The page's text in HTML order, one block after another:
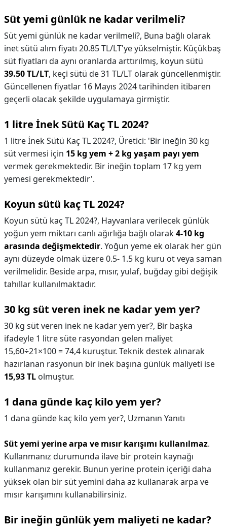
Süt yemi günlük ne kadar verilmeli?
Süt yemi günlük ne kadar verilmeli?, Buna bağlı olarak
inet sütü alım fiyatı 20.85 TL/LT'ye yükselmiştir. Küçükbaş
süt fiyatları da aynı oranlarda arttırılmış, koyun sütü
39.50 TL/LT, keçi sütü de 31 TL/LT olarak güncellenmiştir.
Güncellenen fiyatlar 16 Mayıs 2024 tarihinden itibaren
geçerli olacak şekilde uygulamaya girmiştir.
1 litre İnek Sütü Kaç TL 2024?
1 litre İnek Sütü Kaç TL 2024?, Üretici: 'Bir ineğin 30 kg
süt vermesi için 15 kg yem + 2 kg yaşam payı yem
vermek gerekmektedir. Bir ineğin toplam 17 kg yem
yemesi gerekmektedir'.
Koyun sütü kaç TL 2024?
Koyun sütü kaç TL 2024?, Hayvanlara verilecek günlük
yoğun yem miktarı canlı ağırlığa bağlı olarak4-10 kg
arasında değişmektedir. Yoğun yeme ek olarak her gün
aynı düzeyde olmak üzere 0.5- 1.5 kg kuru ot veya saman
verilmelidir. Beside arpa, mısır, yulaf, buğday gibi değişik
tahıllar kullanılmaktadır.
30 kg süt veren inek ne kadar yem yer?
30 kg süt veren inek ne kadar yem yer?, Bir başka
ifadeyle 1 litre süte rasyondan gelen maliyet
15,60÷21×100 = 74,4 kuruştur. Teknik destek alınarak
hazırlanan rasyonun bir inek başına günlük maliyeti ise
15,93 TL olmuştur.
1 dana günde kaç kilo yem yer?
1 dana günde kaç kilo yem yer?, Uzmanın Yanıtı
Süt yemi yerine arpa ve mısır karışımı kullanılmaz.
Kullanmanız durumunda ilave bir protein kaynağı
kullanmanız gerekir. Bunun yerine protein içeriği daha
yüksek olan bir süt yemini daha az kullanarak arpa ve
mısır karışımını kullanabilirsiniz.
Bir ineğin günlük yem maliyeti ne kadar?